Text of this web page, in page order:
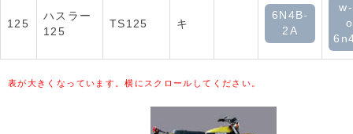
125
ハスラー
125
TS125 キ
6N4B-
2A
表が大きくなっています。横にスクロールしてください。